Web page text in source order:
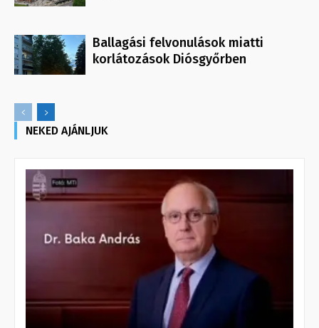
Ballagási felvonulások miatti
korlátozások Diósgyőrben
NEKED AJÁNLJUK